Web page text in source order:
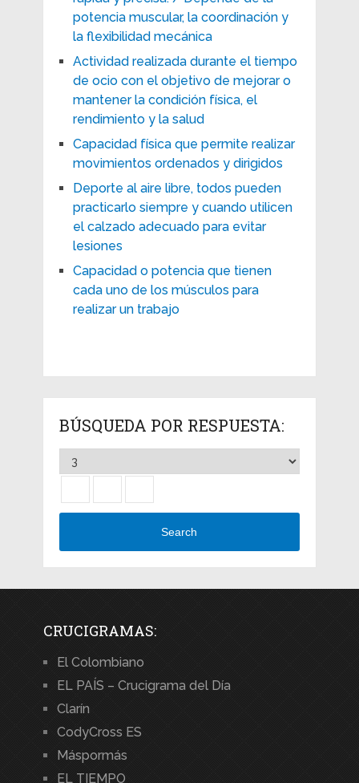
potencia muscular, la coordinación y
la flexibilidad mecánica
Actividad realizada durante el tiempo
de ocio con el objetivo de mejorar o
mantener la condición física, el
rendimiento y la salud
Capacidad física que permite realizar
movimientos ordenados y dirigidos
Deporte al aire libre, todos pueden
practicarlo siempre y cuando utilicen
el calzado adecuado para evitar
lesiones
Capacidad o potencia que tienen
cada uno de los músculos para
realizar un trabajo
BÚSQUEDA POR RESPUESTA:
Search
CRUCIGRAMAS:
El Colombiano
EL PAÍS – Crucigrama del Día
Clarín
CodyCross ES
Máspormás
EL TIEMPO